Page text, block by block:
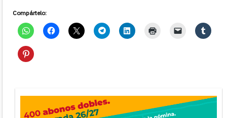
Compártelo: